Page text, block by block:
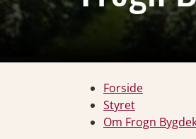
Forside
Styret
Om Frogn